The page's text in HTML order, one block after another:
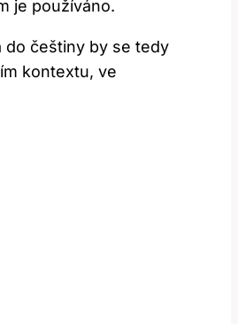
je používáno.
do češtiny by se tedy
kontextu, ve